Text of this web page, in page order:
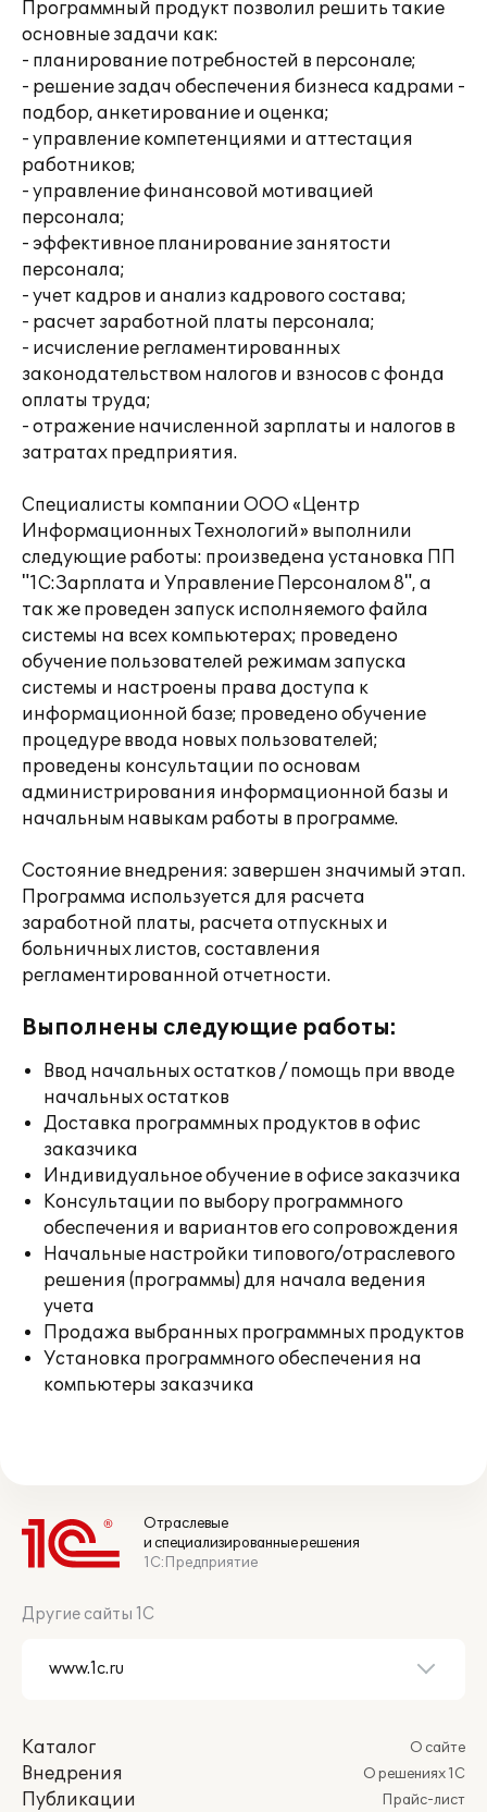
Программный продукт позволил решить такие
основные задачи как:
- планирование потребностей в персонале;
- решение задач обеспечения бизнеса кадрами -
подбор, анкетирование и оценка;
- управление компетенциями и аттестация
работников;
- управление финансовой мотивацией
персонала;
- эффективное планирование занятости
персонала;
- учет кадров и анализ кадрового состава;
- расчет заработной платы персонала;
- исчисление регламентированных
законодательством налогов и взносов с фонда
оплаты труда;
- отражение начисленной зарплаты и налогов в
затратах предприятия.
Специалисты компании ООО «Центр
Информационных Технологий» выполнили
следующие работы: произведена установка ПП
"1С:Зарплата и Управление Персоналом 8", а
так же проведен запуск исполняемого файла
системы на всех компьютерах; проведено
обучение пользователей режимам запуска
системы и настроены права доступа к
информационной базе; проведено обучение
процедуре ввода новых пользователей;
проведены консультации по основам
администрирования информационной базы и
начальным навыкам работы в программе.
Состояние внедрения: завершен значимый этап.
Программа используется для расчета
заработной платы, расчета отпускных и
больничных листов, составления
регламентированной отчетности.
Выполнены следующие работы:
Ввод начальных остатков / помощь при вводе
начальных остатков
Доставка программных продуктов в офис
заказчика
Индивидуальное обучение в офисе заказчика
Консультации по выбору программного
обеспечения и вариантов его сопровождения
Начальные настройки типового/отраслевого
решения (программы) для начала ведения
учета
Продажа выбранных программных продуктов
Установка программного обеспечения на
компьютеры заказчика
Отраслевые
и специализированные решения
1С:Предприятие
Другие сайты 1С
Каталог
Внедрения
Публикации
О сайте
О решениях 1С
Прайс-лист